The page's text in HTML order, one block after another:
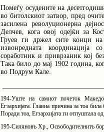
Помеѓу осудените на
во битолскиот затвор, пред
засилена револуционерна
Делчев, кога овој одејќи за
Груев ги држел сите конци
извонредната
соработник и приврзаник кој
Така било до мај 1902 година,
во Подрум Кале.
194-Уште на самиот почеток
Егзархијата. Главна причина за тоа
Поради тоа, Егзархијата ги отпуштала
195-Силяновъ Хр., Освободителнитъ